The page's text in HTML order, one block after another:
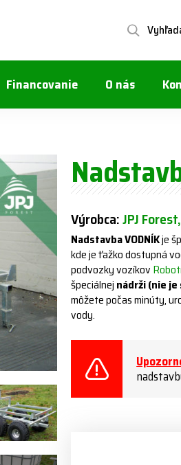
Financovanie O nás
Výrobca:JPJ
Nadstavba VODNÍKje
kde je ťažko dostupná
podvozky vozíkov
špeciálnej nádrži (nie
môžete počas minúty,
vody.